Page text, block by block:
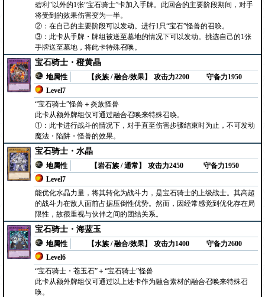
碧利”以外的1张“宝石骑士”卡加入手牌。此回合的主要阶段期间，对手
将受到的效果伤害变为一半。
②：在自己的主要阶段可以发动。进行1只“宝石”怪兽的召唤。
③：此卡从手牌・牌组被送至墓地的情况下可以发动。挑选自己的1张
手牌送至墓地，将此卡特殊召唤。
宝石骑士・橙黄晶
地属性
【炎族 / 融合/效果】
Level7
攻击力2200 守备力1950
“宝石骑士”怪兽＋炎族怪兽
此卡从额外牌组仅可通过融合召唤来特殊召唤。
①：此卡进行战斗的情况下，对手直至伤害步骤结束时为止，不可发动
魔法・陷阱・怪兽的效果。
宝石骑士・水晶
地属性
【岩石族 / 通常】
Level7
攻击力2450 守备力1950
能优化水晶力量，将其转化为战斗力，是宝石骑士的上级战士。其高超
的战斗力在敌人面前占据压倒性优势。然而，因经常感觉到优化存在局
限性，故很重视与伙伴之间的团结关系。
宝石骑士・海蓝玉
地属性
【水族 / 融合/效果】
Level6
攻击力1400 守备力2600
“宝石骑士・苍玉石”＋“宝石骑士”怪兽
此卡从额外牌组仅可通过以上述卡作为融合素材的融合召唤来特殊召
唤。